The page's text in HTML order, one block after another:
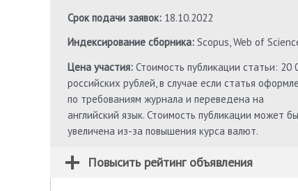
Срок подачи заявок: 18.10.2022
Индексирование сборника: Scopus, Web of
Цена участия: Стоимость публикации статьи: 20
российских рублей, в случае если статья
по требованиям журнала и переведена на
английский язык. Стоимость публикации может
увеличена из-за повышения курса валют.
Повысить рейтинг объявления